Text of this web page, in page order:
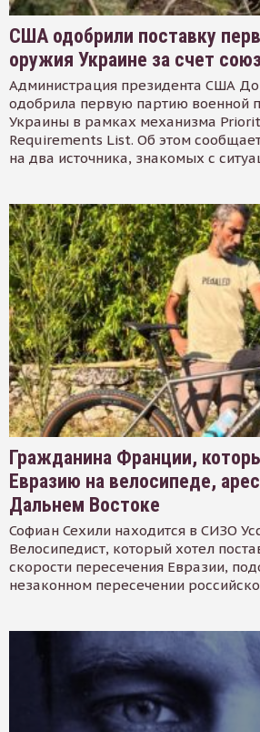
США одобрили поставку
оружия Украине за счет
Администрация президента США
одобрила первую партию военной
Украины в рамках механизма
Requirements List. Об этом
на два источника, знакомых с
Гражданина Франции,
Евразию на велосипеде,
Дальнем Востоке
Софиан Сехили находится в СИЗО
Велосипедист, который хотел
скорости пересечения Евразии,
незаконном пересечении